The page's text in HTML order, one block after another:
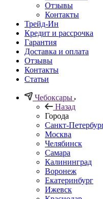
Отзывы
Контакты
Трейд-Ин
Кредит и рассрочка
Гарантия
Доставка и оплата
Отзывы
Контакты
Статьи
Чебоксары
Назад
Города
Санкт-
Москва
Челябинск
Самара
Калининград
Воронеж
Екатеринбург
Ижевск